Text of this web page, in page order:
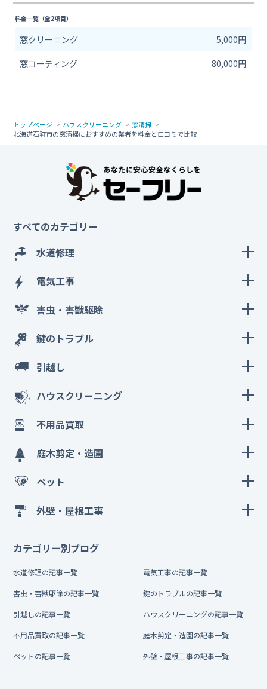
料金一覧（全2項目）
窓クリーニング
5,000円
窓コーティング
80,000円
トップページ ハウスクリーニング
窓清掃
北海道石狩市の窓清掃におすすめの業者を料金と口コミで比較
すべてのカテゴリー
水道修理
電気工事
害虫・害獣駆除
鍵のトラブル
引越し
ハウスクリーニング
不用品買取
庭木剪定・造園
ペット
外壁・屋根工事
カテゴリー別ブログ
水道修理の記事一覧 電気工事の記事一覧
害虫・害獣駆除の記事一覧 鍵のトラブルの記事一覧
引越しの記事一覧 ハウスクリーニングの記事一覧
不用品買取の記事一覧 庭木剪定・造園の記事一覧
ペットの記事一覧 外壁・屋根工事の記事一覧